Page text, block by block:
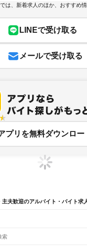
では、新着求人のほか、おすすめ
LINEで受け取る
メールで受け取る
プリを無料ダウンロー
夫歓迎のアルバイト・バイト求
索